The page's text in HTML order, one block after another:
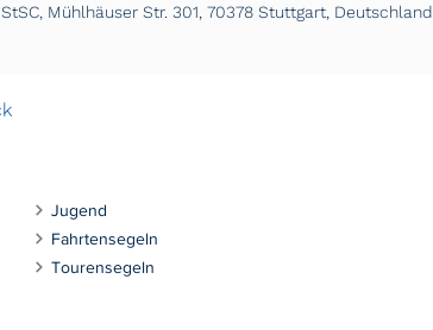
Mühlhäuser Str. 301, 70378 Stuttgart, Deutschland
Jugend
Fahrtensegeln
Tourensegeln